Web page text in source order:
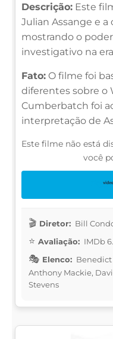
Descrição: Este
Julian Assange e a
mostrando o
investigativo na
Fato: O filme foi
diferentes sobre o
Cumberbatch foi
interpretação de
Este filme não está
você
Diretor: Bill
Avaliação: IMDb
Elenco:
Anthony Mackie,
Stevens